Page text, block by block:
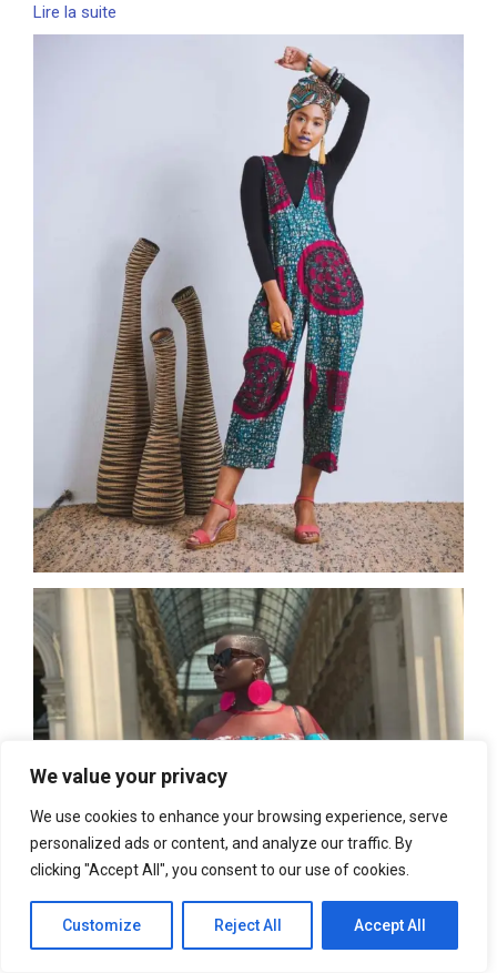
We value your privacy
We use cookies to enhance your browsing experience, serve
personalized ads or content, and analyze our traffic. By
clicking "Accept All", you consent to our use of cookies.
Customize Reject All Accept All
Lire la suite